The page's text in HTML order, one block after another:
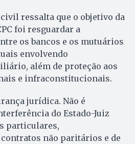
ressalta que o objetivo da
foi resguardar a
os bancos e os mutuários
envolvendo
além de proteção aos
e infraconstitucionais.
jurídica. Não é
do Estado-Juiz
particulares,
não paritários e de